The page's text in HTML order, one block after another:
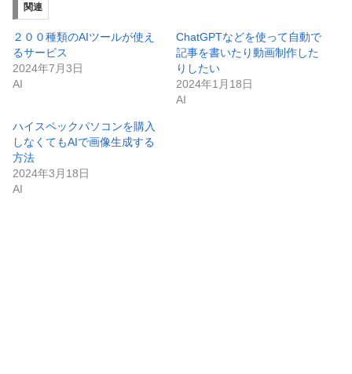
関連
２００種類のAIツールが使え
るサービス
2024年7月3日
AI
ChatGPTなどを使って自動で
記事を書いたり動画制作した
りしたい
2024年1月18日
AI
ハイスペックパソコンを購入
しなくてもAIで画像生成する
方法
2024年3月18日
AI